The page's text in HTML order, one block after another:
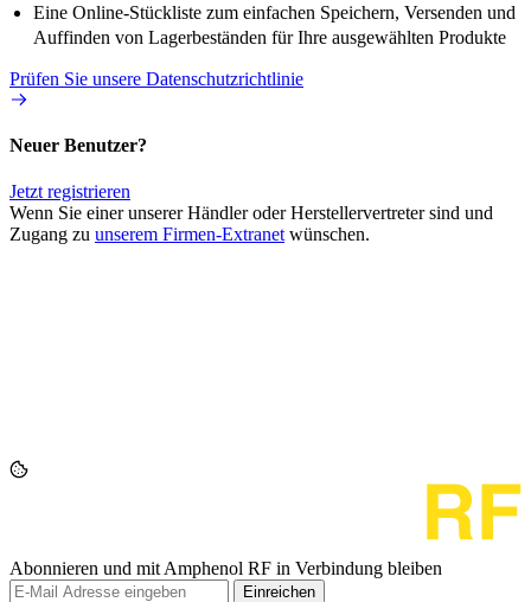
Eine Online-Stückliste zum einfachen Speichern, Versenden und
Auffinden von Lagerbeständen für Ihre ausgewählten Produkte
Prüfen Sie unsere Datenschutzrichtlinie
Neuer Benutzer?
Jetzt registrieren
Wenn Sie einer unserer Händler oder Herstellervertreter sind und
Zugang zu unserem Firmen-Extranet wünschen.
Abonnieren und mit Amphenol RF in Verbindung bleiben
Einreichen